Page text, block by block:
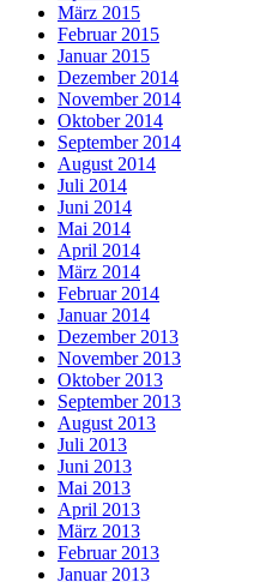
März 2015
Februar 2015
Januar 2015
Dezember 2014
November 2014
Oktober 2014
September 2014
August 2014
Juli 2014
Juni 2014
Mai 2014
April 2014
März 2014
Februar 2014
Januar 2014
Dezember 2013
November 2013
Oktober 2013
September 2013
August 2013
Juli 2013
Juni 2013
Mai 2013
April 2013
März 2013
Februar 2013
Januar 2013